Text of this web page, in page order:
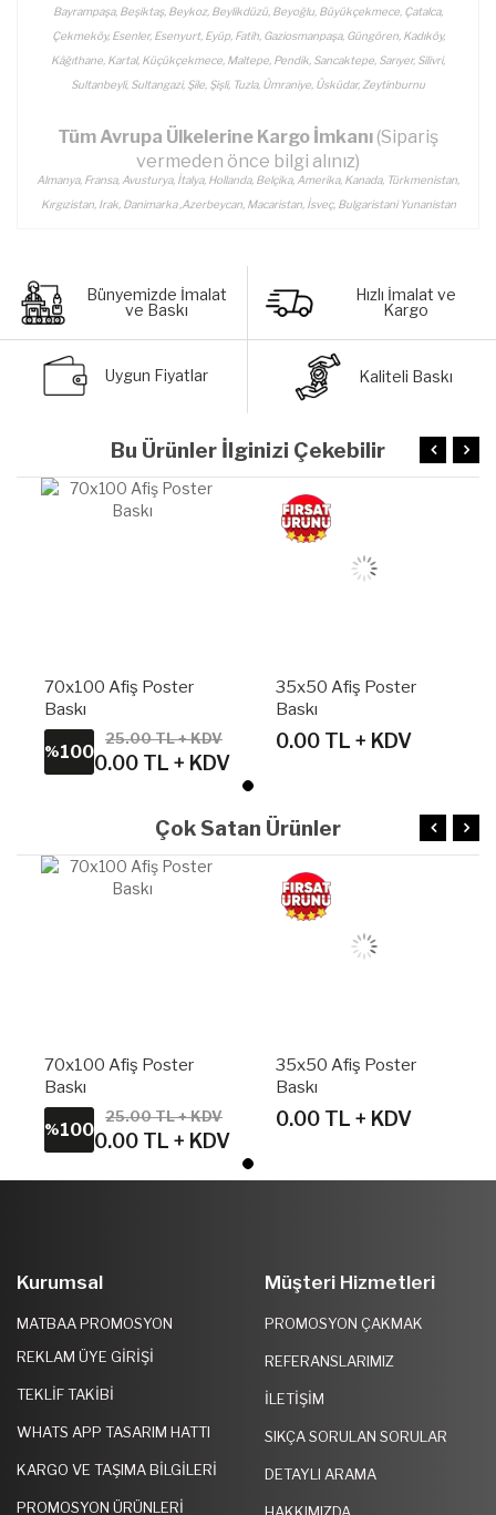
Bayrampaşa, Beşiktaş, Beykoz, Beylikdüzü, Beyoğlu, Büyükçekmece, Çatalca,
Çekmeköy, Esenler, Esenyurt, Eyüp, Fatih, Gaziosmanpaşa, Güngören, Kadıköy,
Kâğıthane, Kartal, Küçükçekmece, Maltepe, Pendik, Sancaktepe, Sarıyer, Silivri,
Sultanbeyli, Sultangazi, Şile, Şişli, Tuzla, Ümraniye, Üsküdar, Zeytinburnu
Tüm Avrupa Ülkelerine Kargo İmkanı (Sipariş
vermeden önce bilgi alınız)
Almanya, Fransa, Avusturya, İtalya, Hollanda, Belçika, Amerika, Kanada, Türkmenistan,
Kırgızistan, Irak, Danimarka ,Azerbeycan, Macaristan, İsveç, Bulgaristani Yunanistan
Bünyemizde İmalat
ve Baskı
Hızlı İmalat ve
Kargo
Uygun Fiyatlar Kaliteli Baskı
Bu Ürünler İlginizi Çekebilir
70x100 Afiş Poster
Baskı
%100
25.00 TL + KDV
0.00 TL + KDV
35x50 Afiş Poster
Baskı
0.00 TL + KDV
Çok Satan Ürünler
70x100 Afiş Poster
Baskı
%100
25.00 TL + KDV
0.00 TL + KDV
35x50 Afiş Poster
Baskı
0.00 TL + KDV
Kurumsal
MATBAA PROMOSYON
REKLAM ÜYE GIRIŞI
TEKLIF TAKIBI
WHATS APP TASARIM HATTI
KARGO VE TAŞIMA BILGILERI
PROMOSYON ÜRÜNLERI
Müşteri Hizmetleri
PROMOSYON ÇAKMAK
REFERANSLARIMIZ
İLETIŞIM
SIKÇA SORULAN SORULAR
DETAYLI ARAMA
HAKKIMIZDA